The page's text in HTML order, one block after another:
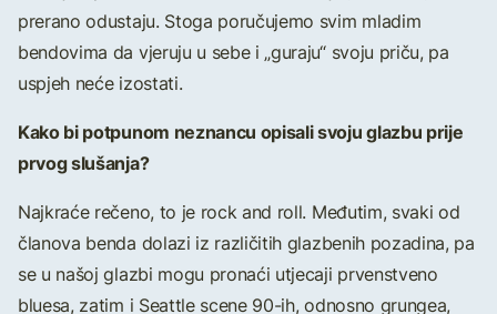
prerano odustaju. Stoga poručujemo svim mladim
bendovima da vjeruju u sebe i „guraju“ svoju priču, pa
uspjeh neće izostati.
Kako bi potpunom neznancu opisali svoju glazbu prije
prvog slušanja?
Najkraće rečeno, to je rock and roll. Međutim, svaki od
članova benda dolazi iz različitih glazbenih pozadina, pa
se u našoj glazbi mogu pronaći utjecaji prvenstveno
bluesa, zatim i Seattle scene 90-ih, odnosno grungea,